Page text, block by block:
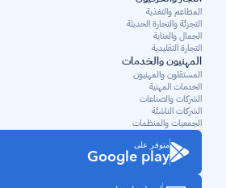
المطاعم والتغذية
التجزئة والتجارة الحديثة
الجمال والعناية
التجارة التقليدية
المهنيون والخدمات
المستقلون والمهنيون
الخدمات المهنية
الشركات والصناعات
الشركات الناشئة
الجمعيات والمنظمات
متوفر على
Google play